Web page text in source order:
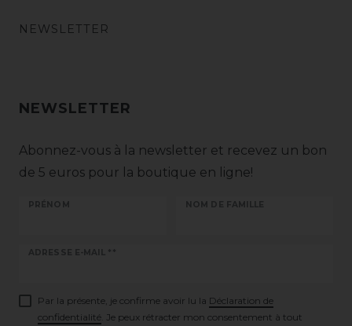
NEWSLETTER
NEWSLETTER
Abonnez-vous à la newsletter et recevez un bon
de 5 euros pour la boutique en ligne!
PRÉNOM NOM DE FAMILLE
ADRESSE E-MAIL **
Ceres::Template.newsletterHoneypotLabel
Par la présente, je confirme avoir lu la Déclaration de
confidentialité . Je peux rétracter mon consentement à tout